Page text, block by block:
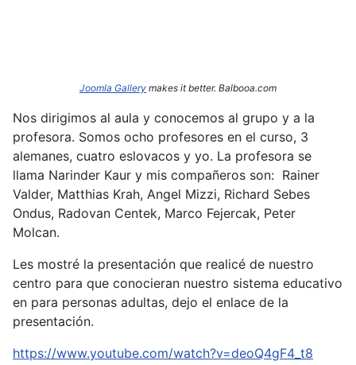
Joomla Gallery makes it better. Balbooa.com
Nos dirigimos al aula y conocemos al grupo y a la
profesora. Somos ocho profesores en el curso, 3
alemanes, cuatro eslovacos y yo. La profesora se
llama Narinder Kaur y mis compañeros son: Rainer
Valder, Matthias Krah, Angel Mizzi, Richard Sebes
Ondus, Radovan Centek, Marco Fejercak, Peter
Molcan.
Les mostré la presentación que realicé de nuestro
centro para que conocieran nuestro sistema educativo
en para personas adultas, dejo el enlace de la
presentación.
https://www.youtube.com/watch?v=deoQ4gF4_t8